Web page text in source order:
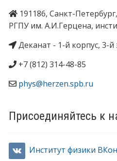
191186, Санкт-
РГПУ им. А.И.Герцена,
Деканат - 1-й корпус, 3-й
+7 (812) 314-48-85
phys@herzen.spb.ru
Присоединяйтесь к
Институт физики